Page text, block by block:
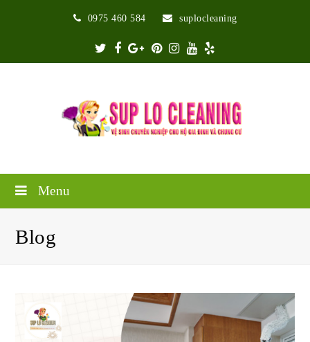
0975 460 584 suplocleaning
Twitter
Facebook
Google
Plus
Pinterest
Instagram
Youtube
Yelp
Menu
Blog